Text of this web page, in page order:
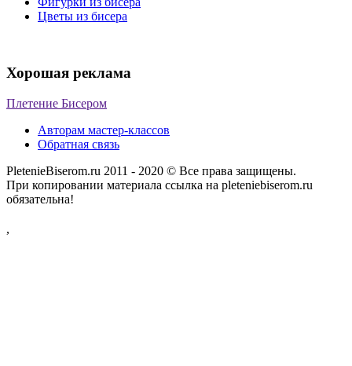
Цветы из бисера
Хорошая реклама
Плетение Бисером
Авторам мастер-классов
Обратная связь
PletenieBiserom.ru 2011 - 2020 © Все права защищены.
При копировании материала ссылка на pleteniebiserom.ru
обязательна!
,